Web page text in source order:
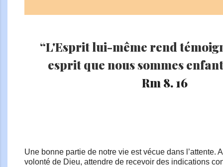
“L'Esprit lui-même rend
esprit que nous sommes
Rm 8. 16
Une bonne partie de notre vie est vécue dans l’attente.
volonté de Dieu, attendre de recevoir des indications